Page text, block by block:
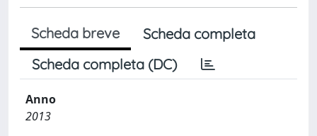
Scheda breve
Scheda completa
Scheda completa (DC)
Anno
2013